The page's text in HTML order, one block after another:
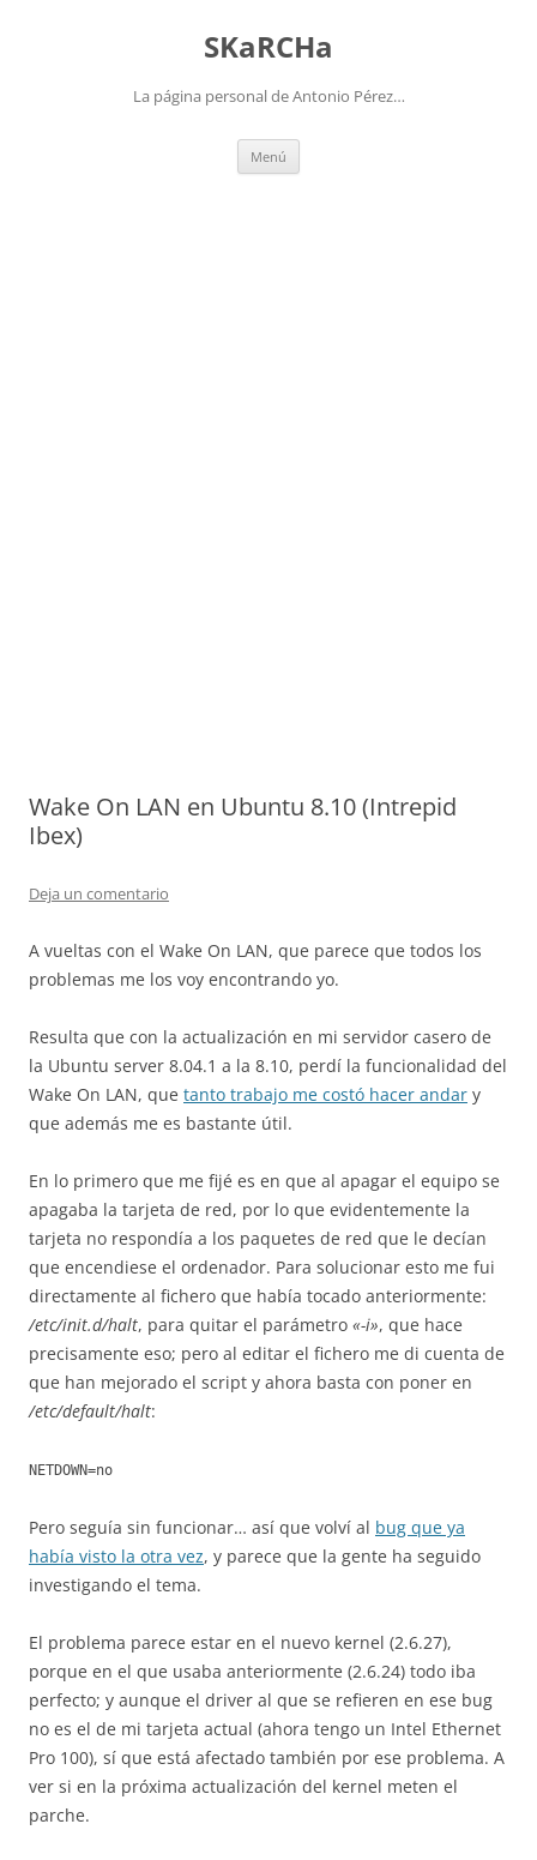
SKaRCHa
La página personal de Antonio Pérez…
Menú
Wake On LAN en Ubuntu 8.10 (Intrepid
Ibex)
Deja un comentario
A vueltas con el Wake On LAN, que parece que todos los
problemas me los voy encontrando yo.
Resulta que con la actualización en mi servidor casero de
la Ubuntu server 8.04.1 a la 8.10, perdí la funcionalidad del
Wake On LAN, que tanto trabajo me costó hacer andar y
que además me es bastante útil.
En lo primero que me fijé es en que al apagar el equipo se
apagaba la tarjeta de red, por lo que evidentemente la
tarjeta no respondía a los paquetes de red que le decían
que encendiese el ordenador. Para solucionar esto me fui
directamente al fichero que había tocado anteriormente:
/etc/init.d/halt, para quitar el parámetro «-i», que hace
precisamente eso; pero al editar el fichero me di cuenta de
que han mejorado el script y ahora basta con poner en
/etc/default/halt:
NETDOWN=no
Pero seguía sin funcionar… así que volví al bug que ya
había visto la otra vez, y parece que la gente ha seguido
investigando el tema.
El problema parece estar en el nuevo kernel (2.6.27),
porque en el que usaba anteriormente (2.6.24) todo iba
perfecto; y aunque el driver al que se refieren en ese bug
no es el de mi tarjeta actual (ahora tengo un Intel Ethernet
Pro 100), sí que está afectado también por ese problema. A
ver si en la próxima actualización del kernel meten el
parche.